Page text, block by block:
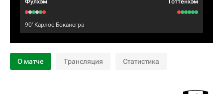
Фулхэм Тоттенхэм
90‎’‎ Карлос Боканегра
О матче Трансляция Статистика